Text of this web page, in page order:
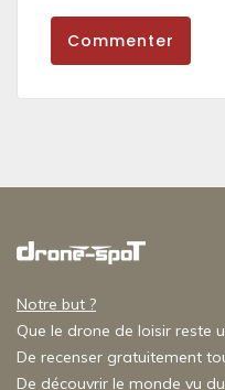
Commenter
Notre but ?
Que le drone de loisir reste
De recenser gratuitement
De découvrir le monde vu